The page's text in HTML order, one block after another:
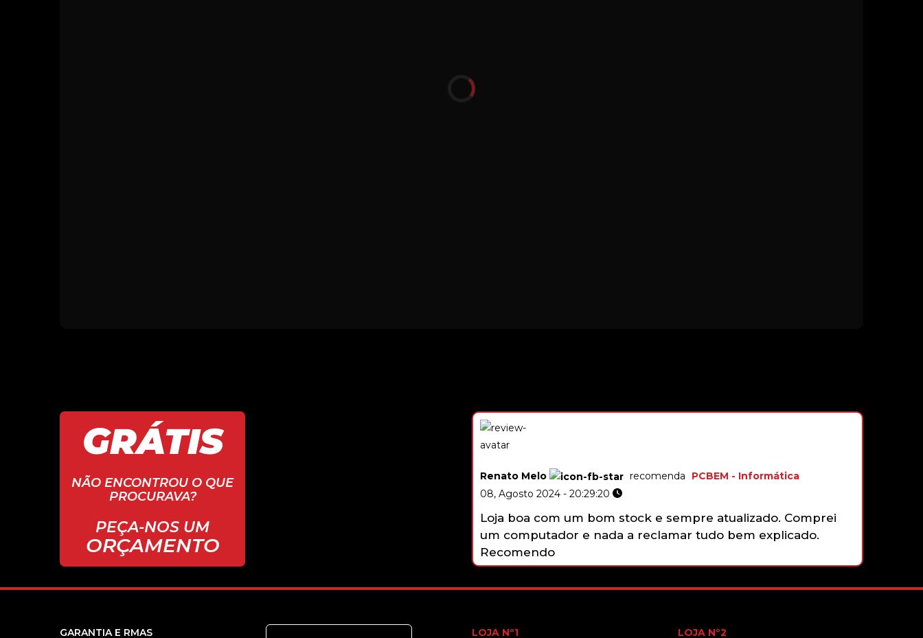
GRÁTIS
NÃO ENCONTROU O QUE
PROCURAVA?
PEÇA-NOS UM
ORÇAMENTO
Renato Melo recomenda
PCBEM - Informática
08, Agosto 2024 - 20:29:20
Loja boa com um bom stock e sempre atualizado. Comprei
um computador e nada a reclamar tudo bem explicado.
Recomendo
que
GARANTIA E RMAS
LOJA Nº1 LOJA Nº2